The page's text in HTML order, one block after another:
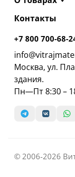
Контакты
+7 800 700-68-
Москва, ул.
здания.
Пн—Пт 8:30 –
© 2006-2026